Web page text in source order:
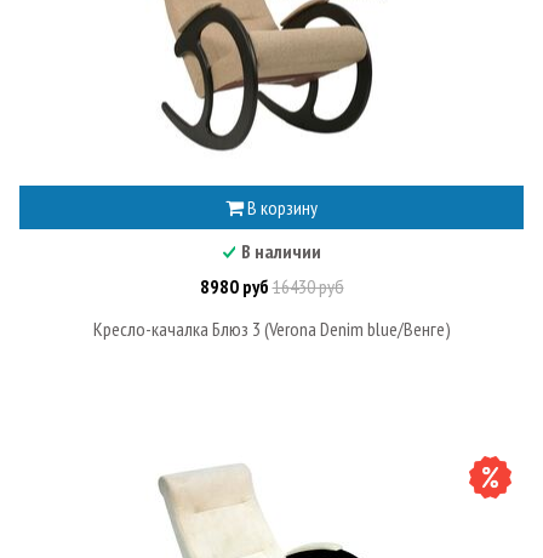
В корзину
В наличии
8980 руб16430 руб
Кресло-качалка Блюз 3 (Verona Denim blue/Венге)